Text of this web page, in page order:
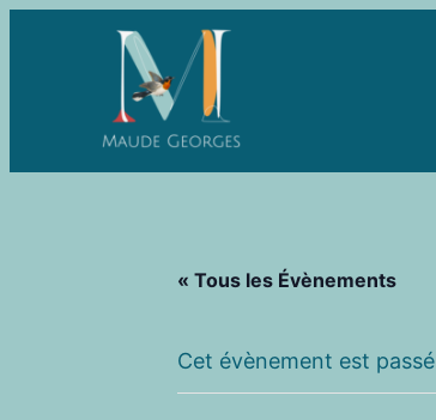
« Tous les Évènements
Cet évènement est passé